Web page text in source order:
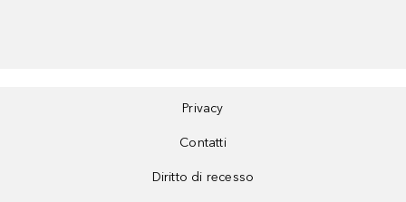
Privacy
Contatti
Diritto di recesso